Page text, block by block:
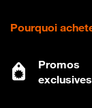
Pourquoi
Promos
exclusives